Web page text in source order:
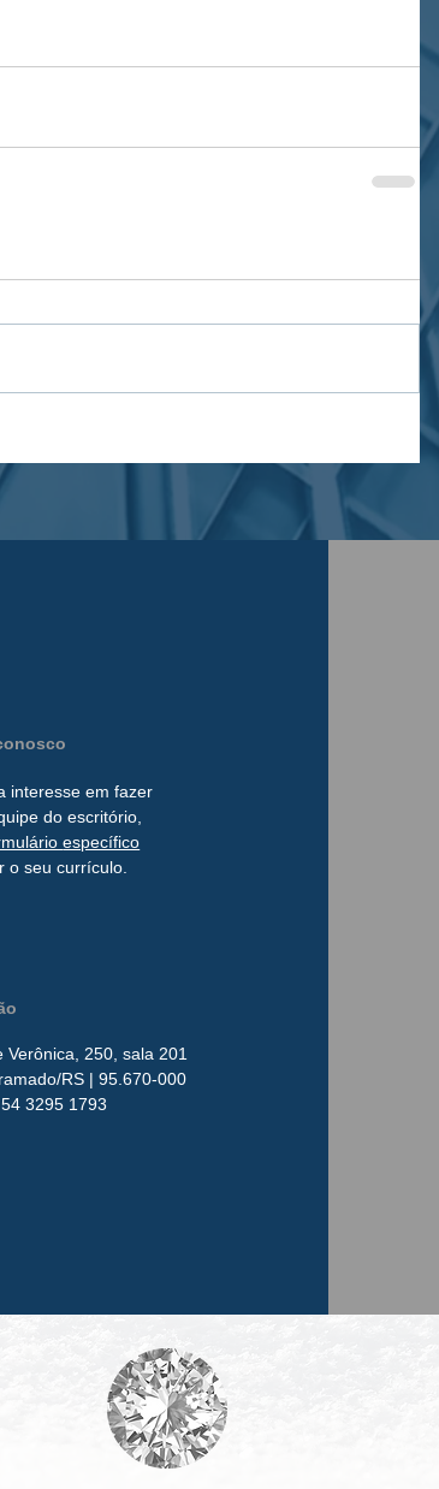
interesseemfazer
do escritório,
específico
o seu currículo.
Verônica, 250, sala 201
RS | 95.670-000
3295 1793